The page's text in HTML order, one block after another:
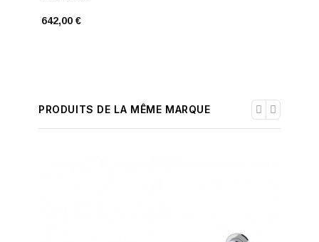
642,00 €
PRODUITS DE LA MÊME MARQUE